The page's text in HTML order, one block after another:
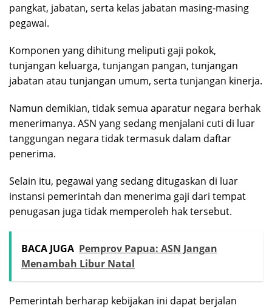
pangkat, jabatan, serta kelas jabatan masing-masing
pegawai.
Komponen yang dihitung meliputi gaji pokok,
tunjangan keluarga, tunjangan pangan, tunjangan
jabatan atau tunjangan umum, serta tunjangan kinerja.
Namun demikian, tidak semua aparatur negara berhak
menerimanya. ASN yang sedang menjalani cuti di luar
tanggungan negara tidak termasuk dalam daftar
penerima.
Selain itu, pegawai yang sedang ditugaskan di luar
instansi pemerintah dan menerima gaji dari tempat
penugasan juga tidak memperoleh hak tersebut.
BACA JUGA Pemprov Papua: ASN Jangan
Menambah Libur Natal
Pemerintah berharap kebijakan ini dapat berjalan